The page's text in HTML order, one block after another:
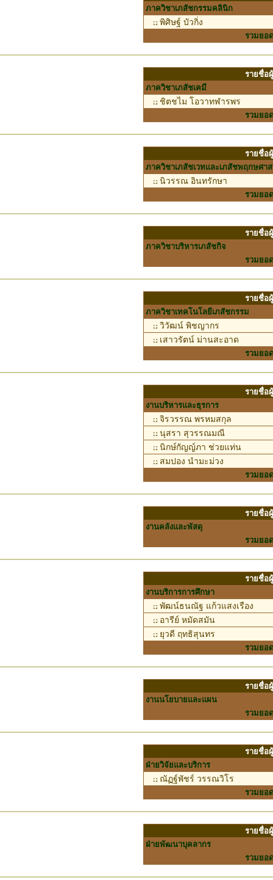
ภาควิชาเภสัชกรรมคลินิก
พิศิษฐ์ บัวกิ่ง
รวมยอด
รายชื่อ
ภาควิชาเภสัชเคมี
ชิตชไม โอวาทฬารพร
รวมยอด
รายชื่อ
ภาควิชาเภสัชเวทและเภสัชพฤกษศา
นิวรรณ อินทรักษา
รวมยอด
รายชื่อ
ภาควิชาบริหารเภสัชกิจ
รวมยอด
รายชื่อ
ภาควิชาเทคโนโลยีเภสัชกรรม
วิวัฒน์ พิชญากร
เสาวรัตน์ ม่านสะอาด
รวมยอด
รายชื่อ
งานบริหารและธุรการ
จิรวรรณ พรหมสกุล
นุสรา สุวรรณมณี
นิกษ์กัญญ์ภา ช่วยแท่น
สมปอง นำมะม่วง
รวมยอด
รายชื่อ
งานคลังและพัสดุ
รวมยอด
รายชื่อ
งานบริการการศึกษา
พัฒน์ธนณัฐ แก้วแสงเรือง
อารีย์ หมัดสมัน
ยุวดี ฤทธิสุนทร
รวมยอด
รายชื่อ
งานนโยบายและแผน
รวมยอด
รายชื่อ
ฝ่ายวิจัยและบริการ
ณัฏฐ์พัชร์ วรรณวิโร
รวมยอด
รายชื่อ
ฝ่ายพัฒนาบุคลากร
รวมยอด